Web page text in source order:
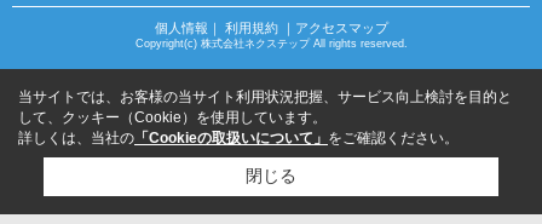
個人情報 ｜ 利用規約｜ アクセスマップ
Copyright(c) 株式会社ネクステップ All rights reserved.
当サイトでは、お客様の当サイト利用状況把握、サービス向上検討を目的と
して、クッキー（Cookie）を使用しています。
詳しくは、当社の 「Cookieの取扱いについて」 をご確認ください。
閉じる